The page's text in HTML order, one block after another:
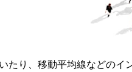
たり、移動平均線などのイ